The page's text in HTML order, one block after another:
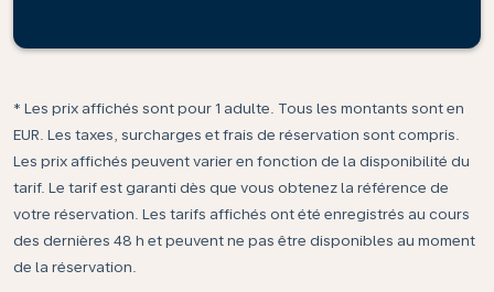
* Les prix affichés sont pour 1 adulte. Tous les montants sont en
EUR. Les taxes, surcharges et frais de réservation sont compris.
Les prix affichés peuvent varier en fonction de la disponibilité du
tarif. Le tarif est garanti dès que vous obtenez la référence de
votre réservation. Les tarifs affichés ont été enregistrés au cours
des dernières 48 h et peuvent ne pas être disponibles au moment
de la réservation.